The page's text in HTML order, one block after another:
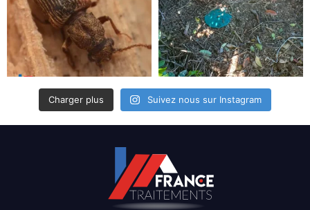
Charger plus Suivez nous sur Instagram